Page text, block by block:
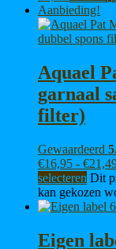
Aanbieding!
Aquael
garnaal
filter)
Gewaardeerd
€16,95 - €
selecteren Dit
kan gekozen
Eigen